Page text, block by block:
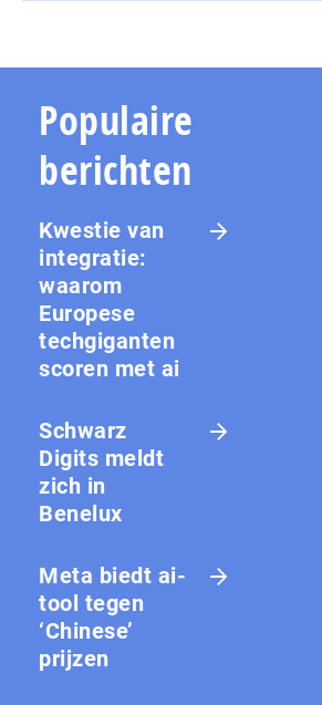
Populaire
berichten
Kwestie van
integratie:
waarom
Europese
techgiganten
scoren met ai
Schwarz
Digits meldt
zich in
Benelux
Meta biedt ai-
tool tegen
‘Chinese’
prijzen